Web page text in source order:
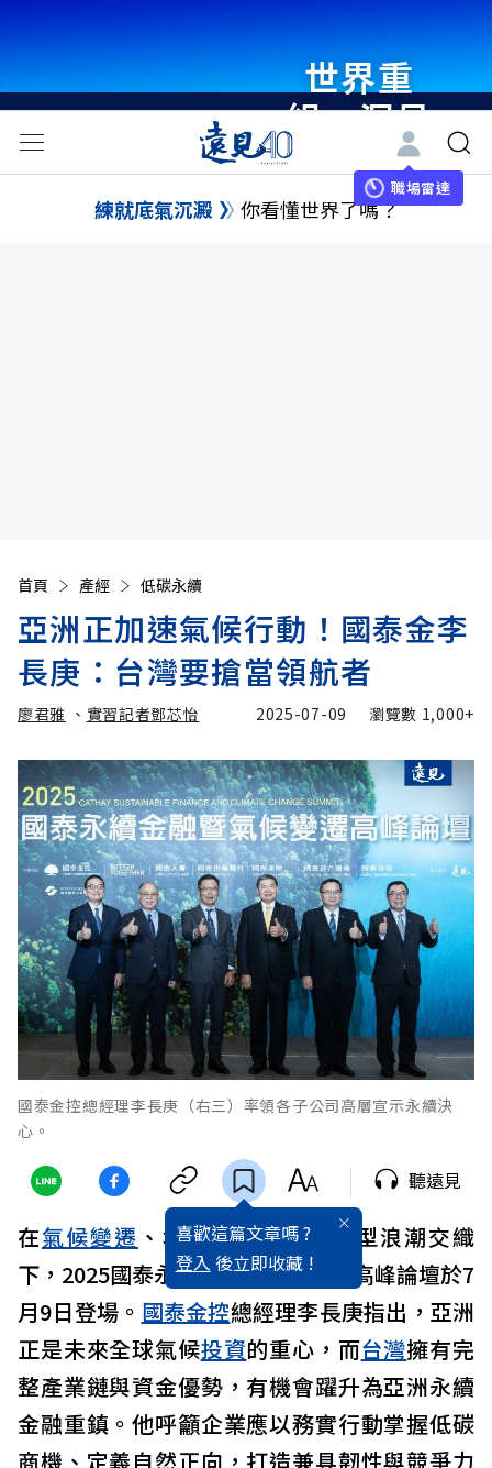
世界重
組・洞見
未來 與
世界領袖
職場雷達
練就底氣沉澱 你看懂世界了嗎？
首頁 產經 低碳永續
亞洲正加速氣候行動！國泰金李
長庚：台灣要搶當領航者
廖君雅 、 實習記者鄧芯怡 2025-07-09 瀏覽數 1,000+
國泰金控總經理李長庚（右三）率領各子公司高層宣示永續決
心。
喜歡這篇文章嗎 ?
登入 後立即收藏 !
聽遠見
在氣候變遷 、地緣風險與綠色轉型浪潮交織
下，2025國泰永續金融暨氣候變遷高峰論壇於7
月9日登場。 國泰金控總經理李長庚指出，亞洲
正是未來全球氣候投資的重心，而台灣擁有完
整產業鏈與資金優勢，有機會躍升為亞洲永續
金融重鎮。他呼籲企業應以務實行動掌握低碳
商機、定義自然正向，打造兼具韌性與競爭力